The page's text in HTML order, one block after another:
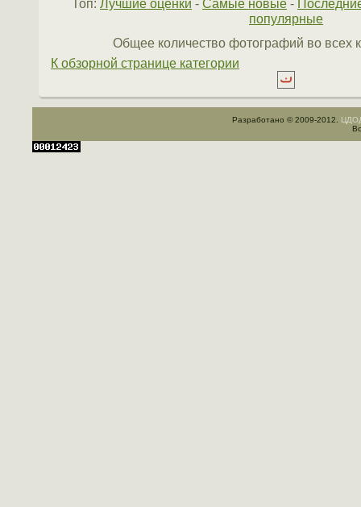
Топ: Лучшие оценки - Самые новые -
популярные
Общее количество фотографий во всех
К обзорной странице категории
Разработано © 2009-2012.